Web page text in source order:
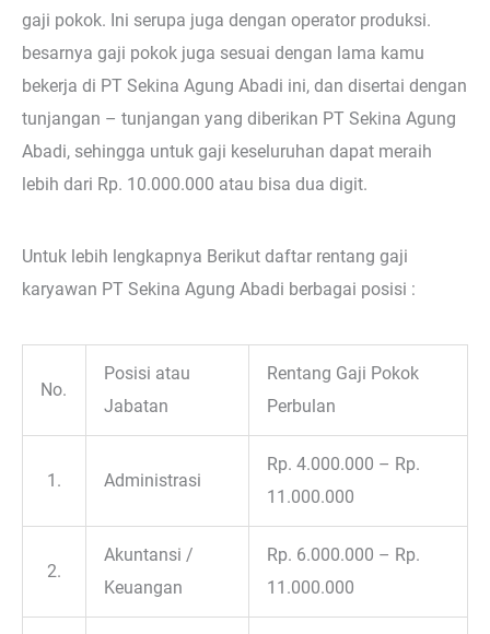
gaji pokok. Ini serupa juga dengan operator produksi.
besarnya gaji pokok juga sesuai dengan lama kamu
bekerja di PT Sekina Agung Abadi ini, dan disertai dengan
tunjangan – tunjangan yang diberikan PT Sekina Agung
Abadi, sehingga untuk gaji keseluruhan dapat meraih
lebih dari Rp. 10.000.000 atau bisa dua digit.
Untuk lebih lengkapnya Berikut daftar rentang gaji
karyawan PT Sekina Agung Abadi berbagai posisi :
No.
Posisi atau
Jabatan
Rentang Gaji Pokok
Perbulan
1. Administrasi
Rp. 4.000.000 – Rp.
11.000.000
2.
Akuntansi /
Keuangan
Rp. 6.000.000 – Rp.
11.000.000